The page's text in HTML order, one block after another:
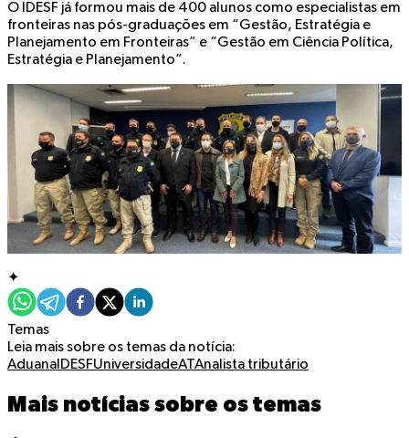
O IDESF já formou mais de 400 alunos como especialistas em
fronteiras nas pós-graduações em “Gestão, Estratégia e
Planejamento em Fronteiras” e “Gestão em Ciência Política,
Estratégia e Planejamento”.
✦
Temas
Leia mais sobre os temas da notícia:
AduanaIDESFUniversidadeATAnalista tributário
Mais notícias sobre os temas